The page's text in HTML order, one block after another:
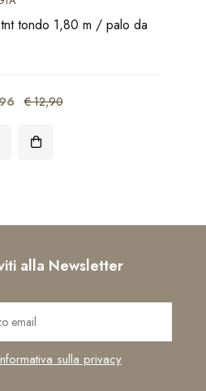
tondo 1,80 m / palo da
€ 12,90
alla Newsletter
sulla privacy